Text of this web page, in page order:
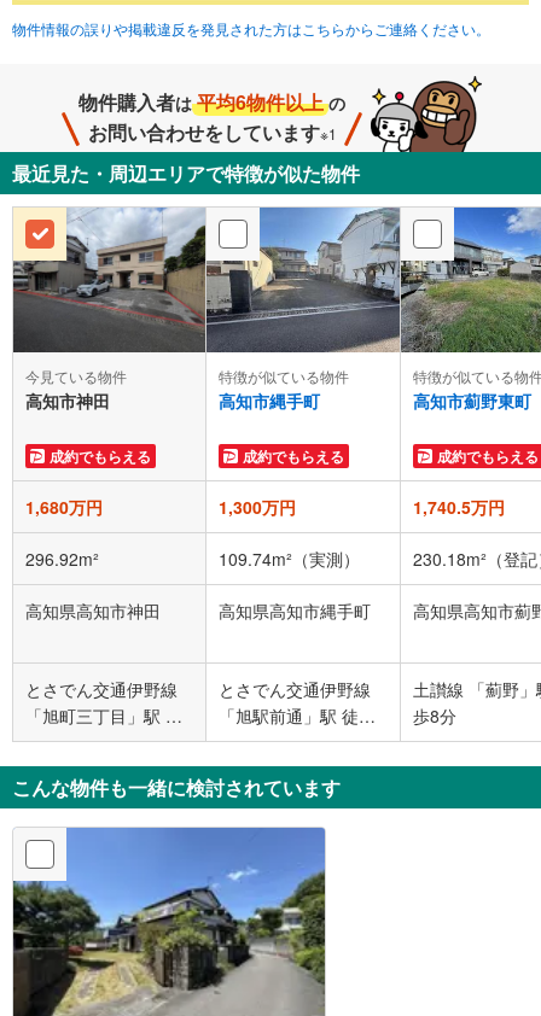
物件情報の誤りや掲載違反を発見された方はこちらからご連絡ください。
物件購入者は 平均6物件以上 の
お問い合わせをしています※1
最近見た・周辺エリアで特徴が似た物件
今見ている物件
高知市神田
成約でもらえる
特徴が似ている物件
高知市縄手町
成約でもらえる
特徴が似ている物
高知市薊野東町
成約でもらえる
1,680万円 1,300万円 1,740.5万円
296.92m² 109.74m²（実測） 230.18m²（登
高知県高知市神田 高知県高知市縄手町 高知県高知市薊
とさでん交通伊野線
「旭町三丁目」駅 徒
歩18分
とさでん交通伊野線
「旭駅前通」駅 徒歩6
分
土讃線 「薊野」
歩8分
こんな物件も一緒に検討されています